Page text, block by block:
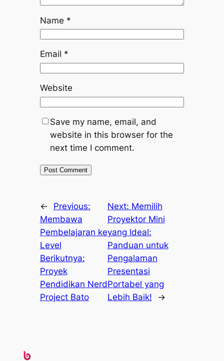
Name *
Email *
Website
Save my name, email, and
website in this browser for the
next time I comment.
←
Previous:
Membawa
Pembelajaran ke
Level
Berikutnya:
Proyek
Pendidikan Nerd
Project Bato
Next: Memilih
Proyektor Mini
yang Ideal:
Panduan untuk
Pengalaman
Presentasi
Portabel yang
Lebih Baik!
→